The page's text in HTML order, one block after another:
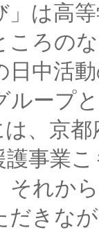
は高
ころの
日中活
ループ
、京都
護事業
それか
だきな